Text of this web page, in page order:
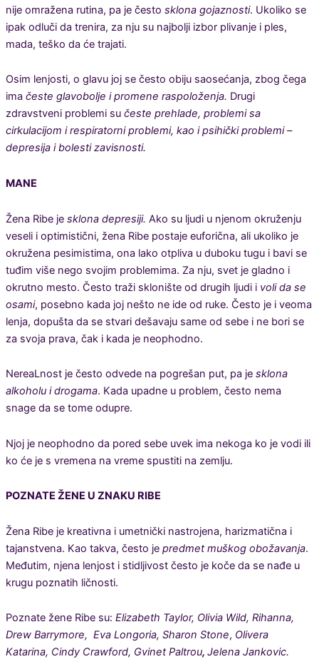
nije omražena rutina, pa je često sklona gojaznosti. Ukoliko se
ipak odluči da trenira, za nju su najbolji izbor plivanje i ples,
mada, teško da će trajati.
Osim lenjosti, o glavu joj se često obiju saosećanja, zbog čega
ima česte glavobolje i promene raspoloženja. Drugi
zdravstveni problemi su česte prehlade, problemi sa
cirkulacijom i respiratorni problemi, kao i psihički problemi –
depresija i bolesti zavisnosti.
MANE
Žena Ribe je sklona depresiji. Ako su ljudi u njenom okruženju
veseli i optimistični, žena Ribe postaje euforična, ali ukoliko je
okružena pesimistima, ona lako otpliva u duboku tugu i bavi se
tuđim više nego svojim problemima. Za nju, svet je gladno i
okrutno mesto. Često traži sklonište od drugih ljudi i voli da se
osami, posebno kada joj nešto ne ide od ruke. Često je i veoma
lenja, dopušta da se stvari dešavaju same od sebe i ne bori se
za svoja prava, čak i kada je neophodno.
NereaLnost je često odvede na pogrešan put, pa je sklona
alkoholu i drogama. Kada upadne u problem, često nema
snage da se tome odupre.
Njoj je neophodno da pored sebe uvek ima nekoga ko je vodi ili
ko će je s vremena na vreme spustiti na zemlju.
POZNATE ŽENE U ZNAKU RIBE
Žena Ribe je kreativna i umetnički nastrojena, harizmatična i
tajanstvena. Kao takva, često je predmet muškog obožavanja.
Međutim, njena lenjost i stidljivost često je koče da se nađe u
krugu poznatih ličnosti.
Poznate žene Ribe su: Elizabeth Taylor, Olivia Wild, Rihanna,
Drew Barrymore, Eva Longoria, Sharon Stone, Olivera
Katarina, Cindy Crawford, Gvinet Paltrou, Jelena Jankovic.